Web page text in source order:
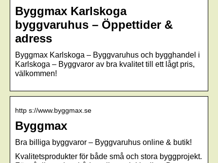
Byggmax Karlskoga
byggvaruhus – Öppettider &
adress
Byggmax Karlskoga – Byggvaruhus och bygghandel i
Karlskoga – Byggvaror av bra kvalitet till ett lågt pris,
välkommen!
http s://www.byggmax.se
Byggmax
Bra billiga byggvaror – Byggvaruhus online & butik!
Kvalitetsprodukter för både små och stora byggprojekt.